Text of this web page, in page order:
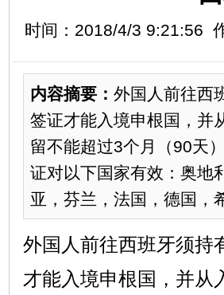
时间：2018/4/3 9:21:56
内容摘要： 外国人前往西
签证才能入境申根国，并
留不能超过3个月（90天
证对以下国家有效：奥地
亚，芬兰，法国，德国，
外国人前往西班牙须持
才能入境申根国，并从